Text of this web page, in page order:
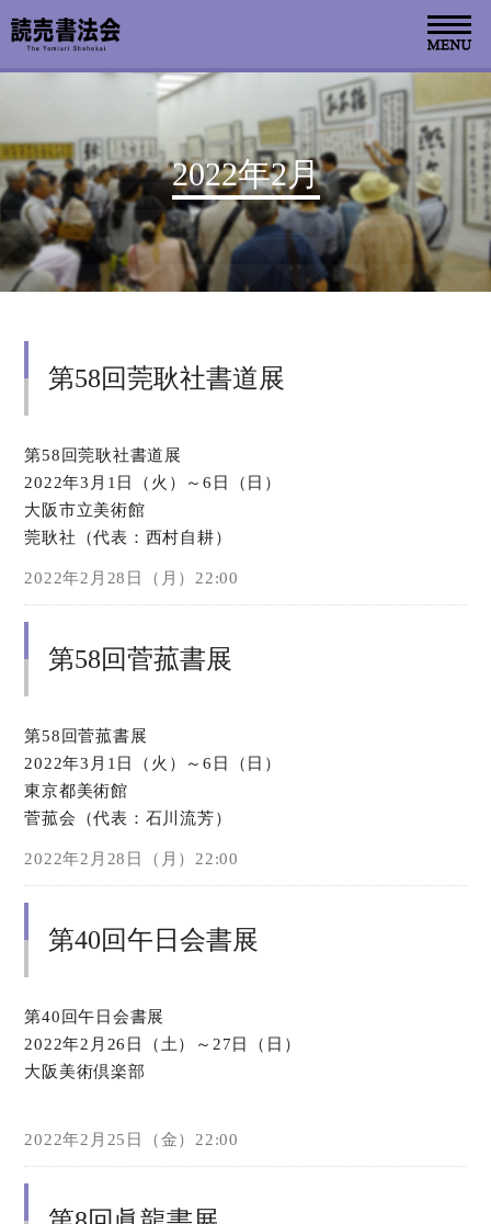
2022年2月
第58回莞耿社書道展
第58回莞耿社書道展
2022年3月1日（火）～6日（日）
大阪市立美術館
莞耿社（代表：西村自耕）
2022年2月28日（月）22:00
第58回菅菰書展
第58回菅菰書展
2022年3月1日（火）～6日（日）
東京都美術館
菅菰会（代表：石川流芳）
2022年2月28日（月）22:00
第40回午日会書展
第40回午日会書展
2022年2月26日（土）～27日（日）
大阪美術倶楽部
2022年2月25日（金）22:00
お知らせ
読売書法会について
読売書法展
関連書道展
デジタルアーカイブ
オンラインショップ